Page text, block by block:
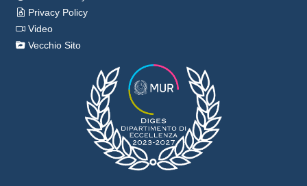
Privacy Policy
Video
Vecchio Sito